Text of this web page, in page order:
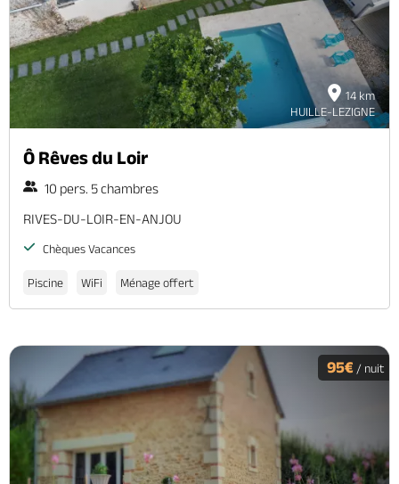
14 km
HUILLE-LEZIGNE
Ô Rêves du Loir
10 pers. 5 chambres
RIVES-DU-LOIR-EN-ANJOU
Chèques Vacances
Piscine WiFi Ménage offert
95€ / nuit